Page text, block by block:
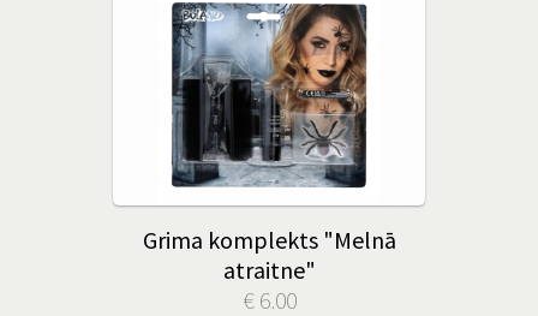
Grima komplekts "Melnā
atraitne"
€ 6.00